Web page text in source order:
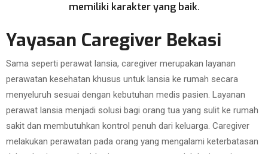
memiliki karakter yang baik.
Yayasan Caregiver Bekasi
Sama seperti perawat lansia, caregiver merupakan layanan
perawatan kesehatan khusus untuk lansia ke rumah secara
menyeluruh sesuai dengan kebutuhan medis pasien. Layanan
perawat lansia menjadi solusi bagi orang tua yang sulit ke rumah
sakit dan membutuhkan kontrol penuh dari keluarga. Caregiver
melakukan perawatan pada orang yang mengalami keterbatasan